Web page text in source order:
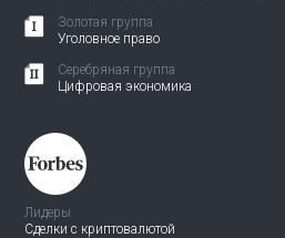
Золотая группа
Уголовное право
Серебряная группа
Цифровая экономика
Лидеры
Сделки с криптовалютой